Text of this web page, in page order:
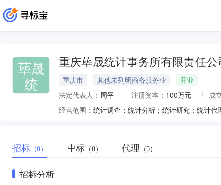
荜晟
统
重庆荜晟统计事务所有限责任公
重庆市 其他未列明商务服务业
开业
法定代表人： 周平 注册资本： 100万元
成
经营范围：
招标 （0） 中标 （0） 代理 （0）
招标分析